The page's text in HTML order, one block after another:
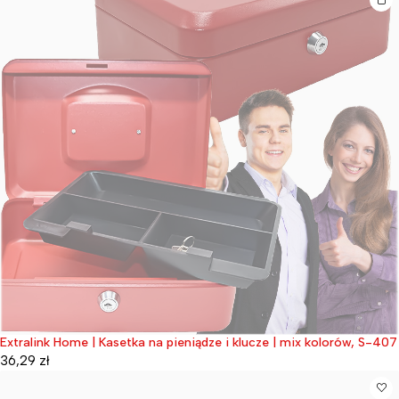
Wyprzedane
Extralink Home | Kasetka na pieniądze i klucze | mix kolorów, S-407
36,29 zł